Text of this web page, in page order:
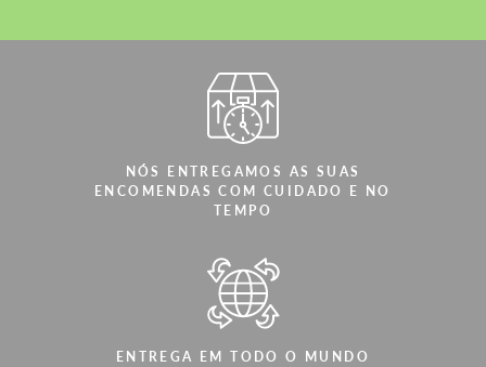
NÓS ENTREGAMOS AS SUAS
ENCOMENDAS COM CUIDADO E NO
TEMPO
ENTREGA EM TODO O MUNDO